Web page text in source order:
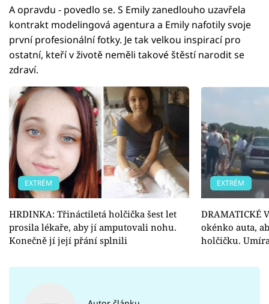
A opravdu - povedlo se. S Emily zanedlouho uzavřela
kontrakt modelingová agentura a Emily nafotily svoje
první profesionální fotky. Je tak velkou inspirací pro
ostatní, kteří v životě neměli takové štěstí narodit se
zdraví.
EXTRÉM
HRDINKA: Třináctiletá holčička šest let
prosila lékaře, aby jí amputovali nohu.
Konečně jí její přání splnili
EXTRÉM
DRAMATICKÉ
okénko auta,
holčičku.